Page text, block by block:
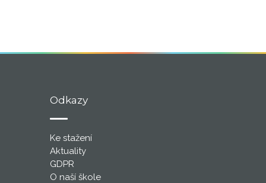
Odkazy
Ke stažení
Aktuality
GDPR
O naší škole